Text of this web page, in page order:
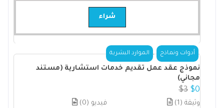
شراء
الموارد البشرية أدوات ونماذج
نموذج عقد عمل تقديم خدمات استشارية (مستند
مجاني)
$3 $0
(0) فيديو (1) وثيقة